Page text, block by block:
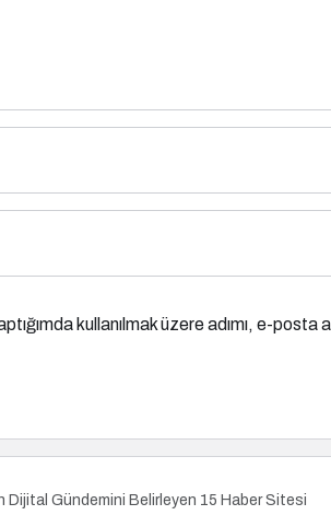
kullanılmak üzere adımı, e-
Dijital Gündemini Belirleyen 15 Haber Sitesi